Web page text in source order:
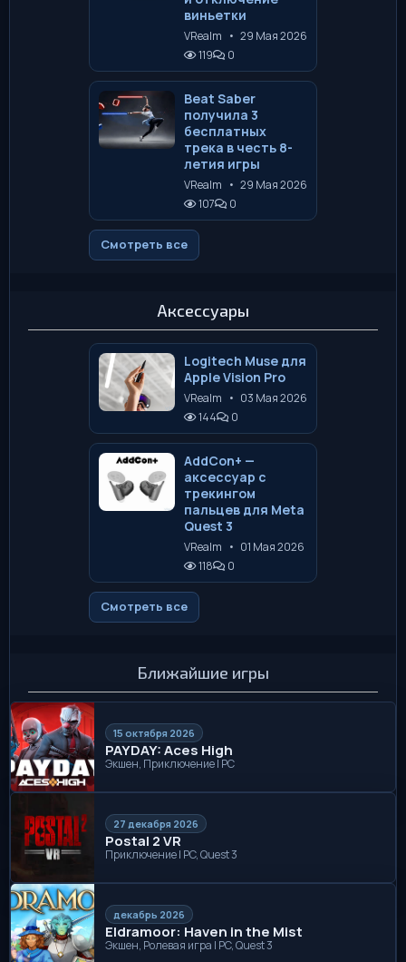
виньетки
VRealm • 29 Мая 2026
119
0
Beat Saber
получила 3
бесплатных
трека в честь 8-
летия игры
VRealm • 29 Мая 2026
107
0
Смотреть все
Аксессуары
Logitech Muse для
Apple Vision Pro
VRealm • 03 Мая 2026
144
0
AddCon+ —
аксессуар с
трекингом
пальцев для Meta
Quest 3
VRealm • 01 Мая 2026
118
0
Смотреть все
Ближайшие игры
15 октября 2026
PAYDAY: Aces High
Экшен, Приключение | PC
27 декабря 2026
Postal 2 VR
Приключение | PC, Quest 3
декабрь 2026
Eldramoor: Haven in the Mist
Экшен, Ролевая игра | PC, Quest 3